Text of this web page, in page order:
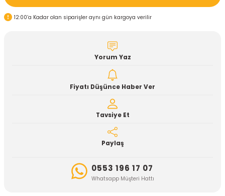
12:00’a Kadar olan siparişler aynı gün kargoya verilir
Yorum Yaz
Fiyatı Düşünce Haber Ver
Tavsiye Et
Paylaş
0553 196 17 07
Whatsapp Müşteri Hattı